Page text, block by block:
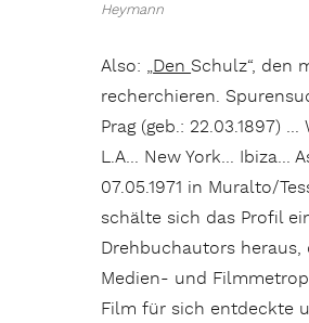
Heymann
Also: „DenSchulz“, den
recherchieren.
Prag (geb.: 22.03.1897)
L.A… New York… Ibiza…
07.05.1971 in Muralto/
schälte sich das Profil
Drehbuchautors heraus,
Medien- und
Film für sich entdeckte